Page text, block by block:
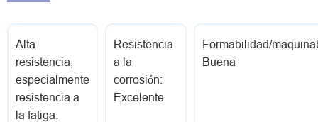
Alta
resistencia,
especialmente
resistencia a
la fatiga.
Resistencia
a la
corrosión:
Excelente
Formabilidad/
Buena